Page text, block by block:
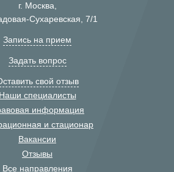
г. Москва,
Сухаревская, 7/1
Запись на прием
Задать вопрос
свой отзыв
Наши специалисты
информация
и стационар
Вакансии
Отзывы
Все направления